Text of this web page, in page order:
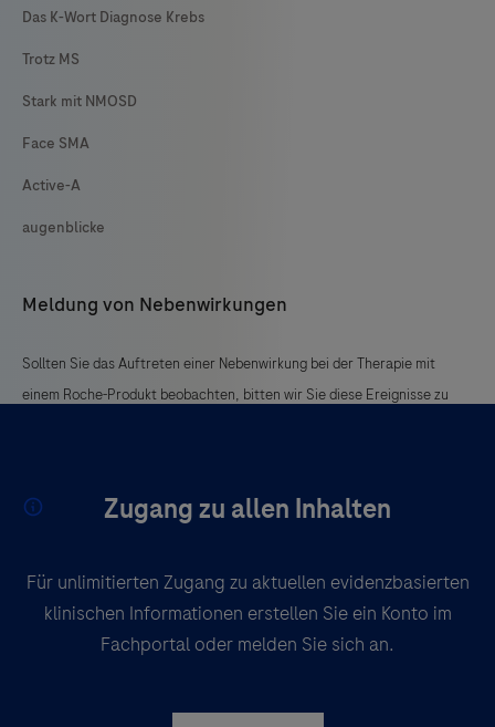
Zugang zu allen Inhalten
Für unlimitierten Zugang zu aktuellen evidenzbasierten
klinischen Informationen erstellen Sie ein Konto im
Fachportal oder melden Sie sich an.
Das K-Wort Diagnose Krebs
Trotz MS
Stark mit NMOSD
Face SMA
Active-A
augenblicke
Meldung von Nebenwirkungen
Sollten Sie das Auftreten einer Nebenwirkung bei der Therapie mit
einem Roche-Produkt beobachten, bitten wir Sie diese Ereignisse zu
Email:
grenzach.drug_safety@roche.com
Die zuständige Bundesoberbehörde:
oder
www.bfarm.de